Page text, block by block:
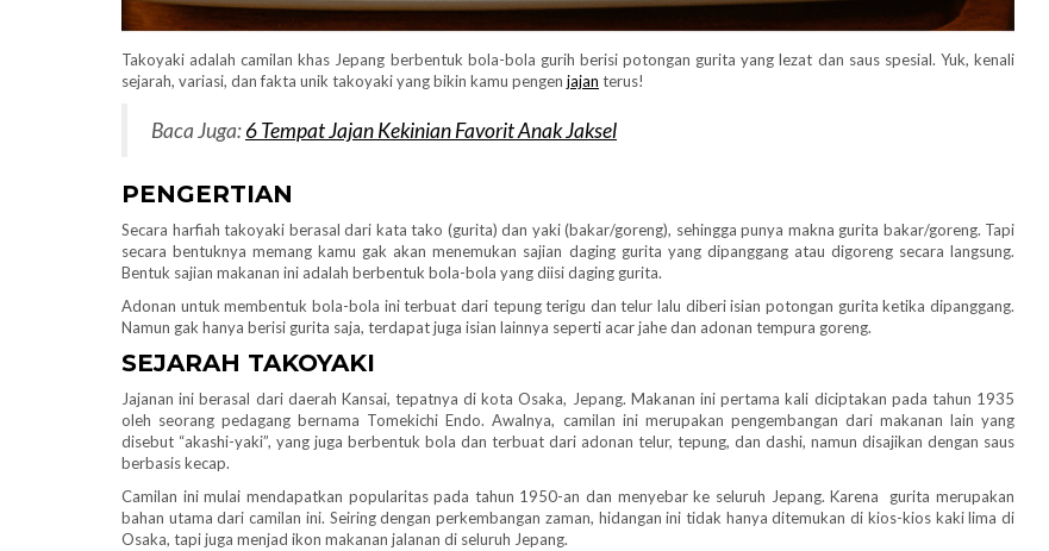
Takoyaki adalah camilan khas Jepang berbentuk bola-bola gurih berisi potongan gurita yang lezat dan saus spesial. Yuk, kenali
sejarah, variasi, dan fakta unik takoyaki yang bikin kamu pengen jajan terus!
Baca Juga:6 Tempat Jajan Kekinian Favorit Anak Jaksel
PENGERTIAN
Secara harfiah takoyaki berasal dari kata tako (gurita) dan yaki (bakar/goreng), sehingga punya makna gurita bakar/goreng. Tapi
secara bentuknya memang kamu gak akan menemukan sajian daging gurita yang dipanggang atau digoreng secara langsung.
Bentuk sajian makanan ini adalah berbentuk bola-bola yang diisi daging gurita.
Adonan untuk membentuk bola-bola ini terbuat dari tepung terigu dan telur lalu diberi isian potongan gurita ketika dipanggang.
Namun gak hanya berisi gurita saja, terdapat juga isian lainnya seperti acar jahe dan adonan tempura goreng.
SEJARAH TAKOYAKI
Jajanan ini berasal dari daerah Kansai, tepatnya di kota Osaka, Jepang. Makanan ini pertama kali diciptakan pada tahun 1935
oleh seorang pedagang bernama Tomekichi Endo. Awalnya, camilan ini merupakan pengembangan dari makanan lain yang
disebut “akashi-yaki”, yang juga berbentuk bola dan terbuat dari adonan telur, tepung, dan dashi, namun disajikan dengan saus
berbasis kecap.
Camilan ini mulai mendapatkan popularitas pada tahun 1950-an dan menyebar ke seluruh Jepang. Karena gurita merupakan
bahan utama dari camilan ini. Seiring dengan perkembangan zaman, hidangan ini tidak hanya ditemukan di kios-kios kaki lima di
Osaka, tapi juga menjad ikon makanan jalanan di seluruh Jepang.